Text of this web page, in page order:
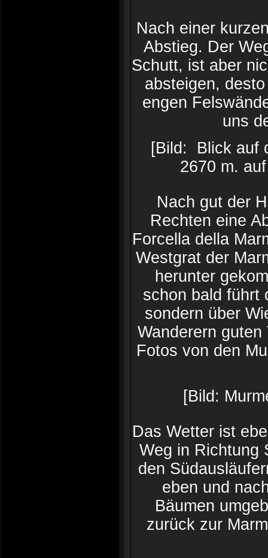
Nach einer
Abstieg. Der
Schutt, ist aber
absteigen,
engen
uns
[Bild: Blick auf
2670 m.
Nach gut der
Rechten eine
Forcella della
Westgrat der
herunter
schon bald führt
sondern über
Wanderern
Fotos von den
[Bild:
Das Wetter ist
Weg in Richtung
den
eben und
Bäumen
zurück zur